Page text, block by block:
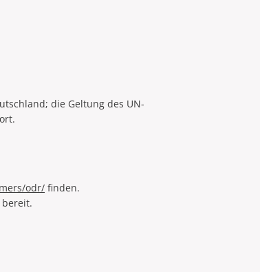
die Geltung des UN-
odr/ finden.